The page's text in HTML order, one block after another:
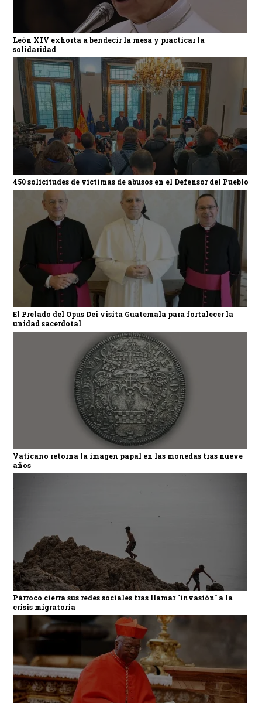
León XIV exhorta a bendecir la mesa y practicar la
solidaridad
450 solicitudes de víctimas de abusos en el Defensor del Pueblo
El Prelado del Opus Dei visita Guatemala para fortalecer la
unidad sacerdotal
Vaticano retorna la imagen papal en las monedas tras nueve
años
Párroco cierra sus redes sociales tras llamar "invasión" a la
crisis migratoria